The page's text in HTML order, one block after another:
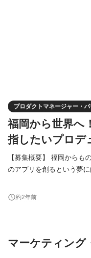
プロダクトマネージャー・
福岡から世界へ
指したいプロデ
【募集概要】 福岡からも
のアプリを創るという夢
ーケティングまで幅広い
かすようなヒットサービ
約2年前
マーケティング